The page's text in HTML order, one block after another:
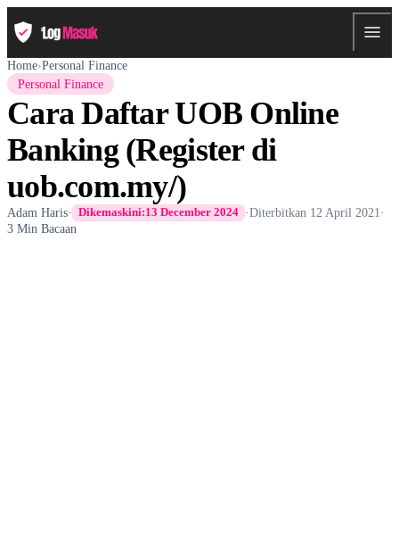
Home›Personal Finance
Personal Finance
Cara Daftar UOB Online
Banking (Register di
uob.com.my/)
Adam Haris· Dikemaskini:13 December 2024 ·Diterbitkan 12 April 2021·
3 Min Bacaan